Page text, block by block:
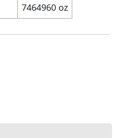
7464960 oz